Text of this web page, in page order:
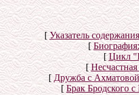
[Указатель
[
[Цикл
[
[ Дружба с Ахматовой
[ Брак Бродского